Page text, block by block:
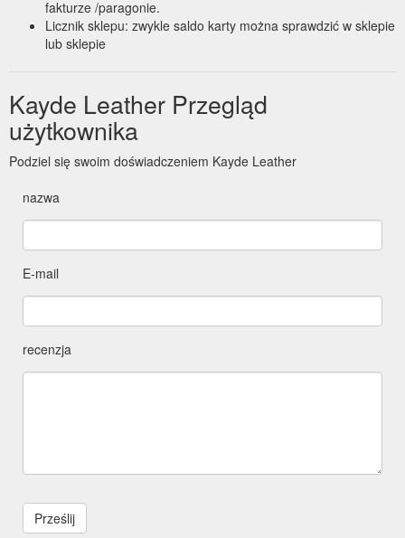
fakturze /paragonie.
Licznik sklepu: zwykle saldo karty można sprawdzić w sklepie
lub sklepie
Kayde Leather Przegląd
użytkownika
Podziel się swoim doświadczeniem Kayde Leather
nazwa
E-mail
recenzja